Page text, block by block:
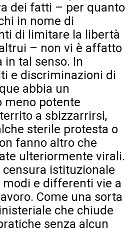
dei fatti – per quanto
in nome di
di limitare la libertà
– non vi è affatto
tal senso. In
e discriminazioni di
abbia un
meno potente
a sbizzarrirsi,
sterile protesta o
fanno altro che
ulteriormente virali.
istituzionale
e differenti vie a
Come una sorta
che chiude
senza alcun